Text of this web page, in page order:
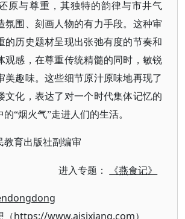
原与尊重，其独特的韵律与市井气
氛围、刻画人物的有力手段。这种审
的历史题材呈现出张弛有度的节奏和
观感，在尊重传统精髓的同时，敏锐
美趣味。这些细节原汁原味地再现了
文化，表达了对一个时代集体记忆的
“烟火气”走进人们的生活。
教育出版社副编审
进入专题： 《燕食记》
（https://www.aisixiang.com）